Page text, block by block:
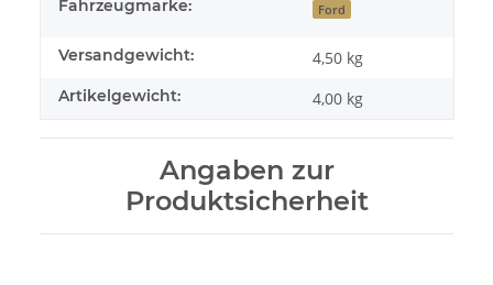
Fahrzeugmarke: Ford
Versandgewicht: 4,50 kg
Artikelgewicht: 4,00 kg
Angaben zur
Produktsicherheit